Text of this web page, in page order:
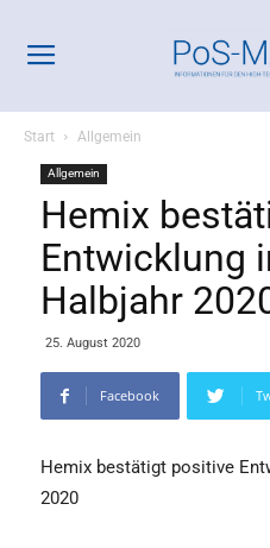
Start Allgemein
Allgemein
Hemix
Entwicklung
Halbjahr
25. August 2020
Facebook
Hemix bestätigt positive
2020